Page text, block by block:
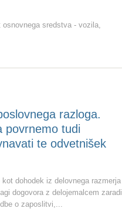
sredstva - vozila,
razloga.
povrnemo tudi
te odvetnišek
dohodek iz delovnega razmerja
dogovora z delojemalcem zaradi
o zaposlitvi,...